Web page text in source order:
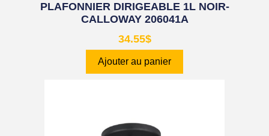
PLAFONNIER DIRIGEABLE 1L NOIR-
CALLOWAY 206041A
34.55$
Ajouter au panier